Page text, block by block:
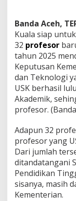
n
3
2
P
r
o
f
e
s
o
r
a
r
u
Banda Aceh,
Kuala siap
32 profesor
tahun 2025
Keputusan
dan Teknologi
USK berhasil
Akademik,
profesor.
Adapun 32
profesor yang
Dari jumlah
ditandatangani
Pendidikan
sisanya, masih
Kementerian.